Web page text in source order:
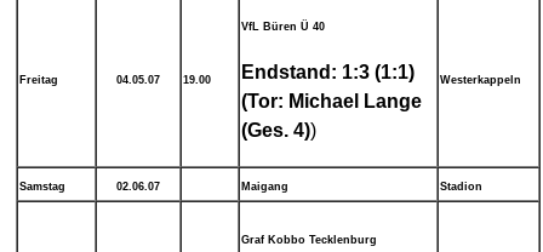
Freitag 04.05.07 19.00
VfL Büren Ü 40
Endstand: 1:3 (1:1)
(Tor: Michael Lange
(Ges. 4))
Westerkappeln
Samstag 02.06.07 Maigang Stadion
Graf Kobbo Tecklenburg